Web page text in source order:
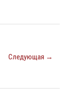
Следующая →